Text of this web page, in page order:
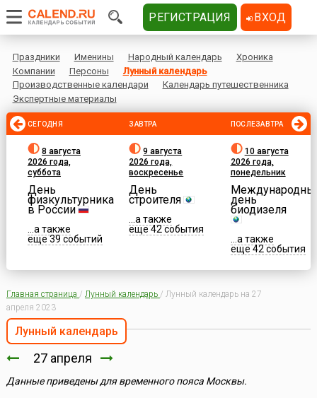
Праздники Именины Народный календарь
Хроника
Компании
Персоны
Лунный календарь
Производственные календари
Календарь путешественника
Экспертные материалы
СЕГОДНЯ
8 августа
2026 года,
суббота
День
физкультурника
в России
...а также
еще 39 событий
ЗАВТРА
9 августа
2026 года,
воскресенье
День
строителя
...а также
еще 42 события
ПОСЛЕЗАВТРА
10 августа
2026 года,
понедельник
день
биодизеля
...а также
еще 42 события
Главная страница / Лунный календарь / Лунный календарь на 27
апреля 2023
Лунный календарь
27 апреля
Данные приведены для временного пояса Москвы.
РЕГИСТРАЦИЯ ВХОД